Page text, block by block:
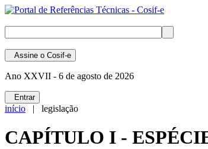
Assine o Cosif-e
Ano XXVII - 6 de agosto de 2026
Entrar
início | legislação
CAPÍTULO I -